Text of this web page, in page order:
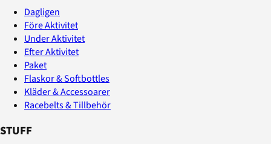
Dagligen
Före Aktivitet
Under Aktivitet
Efter Aktivitet
Paket
Flaskor & Softbottles
Kläder & Accessoarer
Racebelts & Tillbehör
STUFF